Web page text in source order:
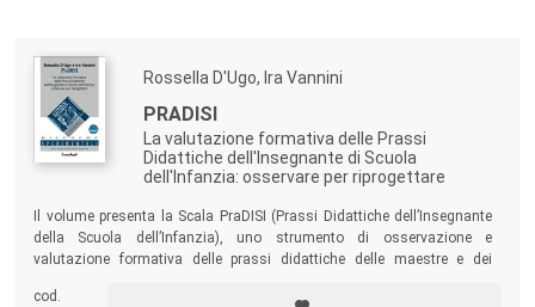
Rossella D'Ugo, Ira Vannini
PRADISI
La valutazione formativa delle Prassi
Didattiche dell'Insegnante di Scuola
dell'Infanzia: osservare per riprogettare
Il volume presenta la Scala PraDISI (Prassi Didattiche dell’Insegnante
della Scuola dell’Infanzia), uno strumento di osservazione e
valutazione formativa delle prassi didattiche delle maestre e dei
cod.